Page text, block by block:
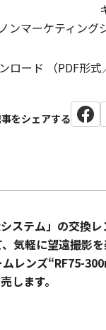
ンマーケティング
ロード （PDF形式
ステム」の交換
気軽に望遠撮影
レンズ“RF75-
します。